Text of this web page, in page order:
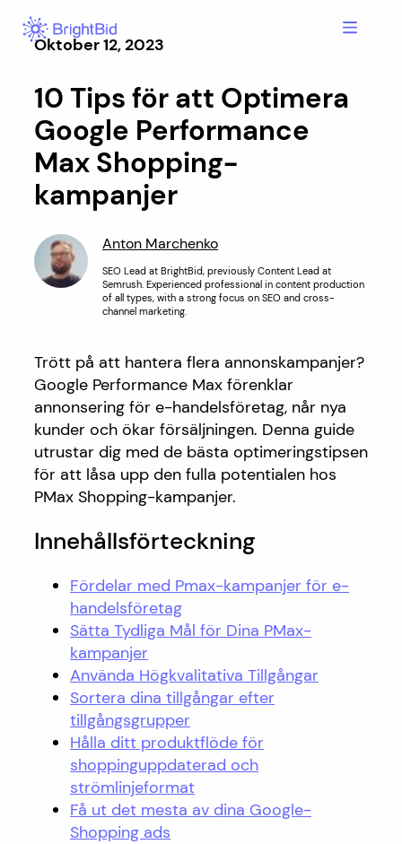
Hoppa
innehållOktober 12, 2023
10 Tips för att Optimera
Google Performance
Max Shopping-
kampanjer
Anton Marchenko
SEO Lead at BrightBid, previously Content Lead at
Semrush. Experienced professional in content production
of all types, with a strong focus on SEO and cross-
channel marketing.
Trött på att hantera flera annonskampanjer?
Google Performance Max förenklar
annonsering för e-handelsföretag, når nya
kunder och ökar försäljningen. Denna guide
utrustar dig med de bästa optimeringstipsen
för att låsa upp den fulla potentialen hos
PMax Shopping-kampanjer.
Innehållsförteckning
Fördelar med Pmax-kampanjer för e-
handelsföretag
Sätta Tydliga Mål för Dina PMax-
kampanjer
Använda Högkvalitativa Tillgångar
Sortera dina tillgångar efter
tillgångsgrupper
Hålla ditt produktflöde för
shoppinguppdaterad och
strömlinjeformat
Få ut det mesta av dina Google-
Shopping ads